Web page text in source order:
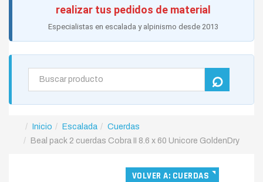
realizar tus pedidos de material
Especialistas en escalada y alpinismo desde 2013
Inicio Escalada
Cuerdas
Beal pack 2 cuerdas Cobra II 8.6 x 60 Unicore GoldenDry
VOLVER A: CUERDAS